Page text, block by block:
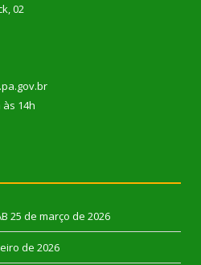
02
14h
25 de março de 2026
de 2026